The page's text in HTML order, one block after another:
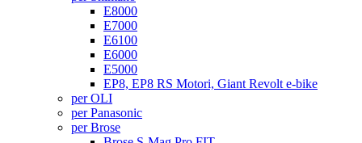
E8000
E7000
E6100
E6000
E5000
EP8, EP8 RS Motori, Giant Revolt e-bike
per OLI
per Panasonic
per Brose